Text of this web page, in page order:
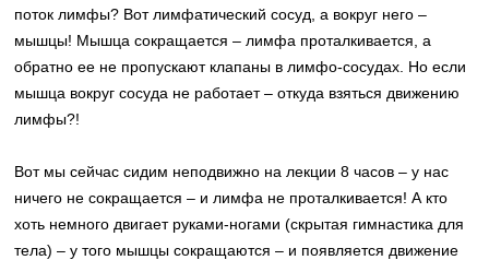
поток лимфы? Вот лимфатический сосуд, а вокруг него –
мышцы! Мышца сокращается – лимфа проталкивается, а
обратно ее не пропускают клапаны в лимфо-сосудах. Но если
мышца вокруг сосуда не работает – откуда взяться движению
лимфы?!
Вот мы сейчас сидим неподвижно на лекции 8 часов – у нас
ничего не сокращается – и лимфа не проталкивается! А кто
хоть немного двигает руками-ногами (скрытая гимнастика для
тела) – у того мышцы сокращаются – и появляется движение